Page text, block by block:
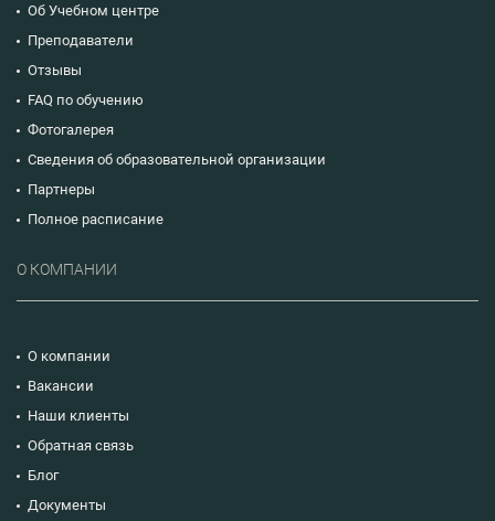
Об Учебном центре
Преподаватели
Отзывы
FAQ по обучению
Фотогалерея
Сведения об образовательной организации
Партнеры
Полное расписание
О КОМПАНИИ
О компании
Вакансии
Наши клиенты
Обратная связь
Блог
Документы